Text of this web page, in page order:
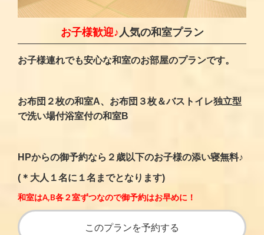
お子様歓迎♪人気の和室プラン
お子様連れでも安心な和室のお部屋のプランです。
お布団２枚の和室A、お布団３枚＆バストイレ独立型
で洗い場付浴室付の和室B
HPからの御予約なら２歳以下のお子様の添い寝無料♪
(＊大人１名に１名までとなります)
和室はA,B各２室ずつなので御予約はお早めに！
このプランを予約する